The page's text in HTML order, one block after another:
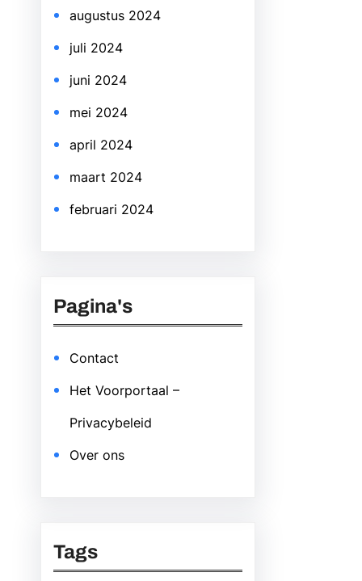
augustus 2024
juli 2024
juni 2024
mei 2024
april 2024
maart 2024
februari 2024
Pagina's
Contact
Het Voorportaal –
Privacybeleid
Over ons
Tags